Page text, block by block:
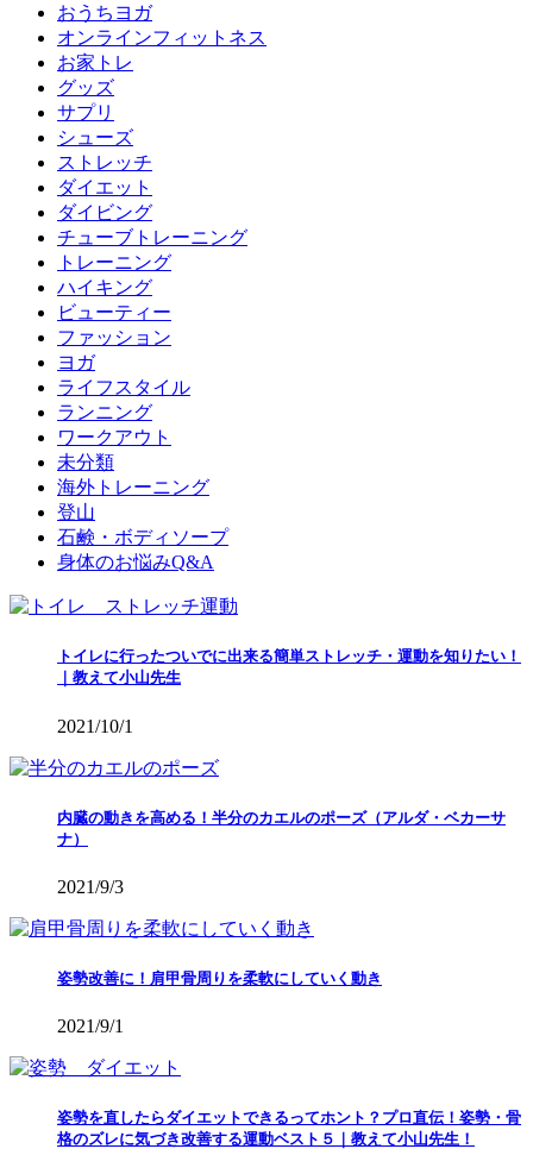
おうちヨガ
オンラインフィットネス
お家トレ
グッズ
サプリ
シューズ
ストレッチ
ダイエット
ダイビング
チューブトレーニング
トレーニング
ハイキング
ビューティー
ファッション
ヨガ
ライフスタイル
ランニング
ワークアウト
未分類
海外トレーニング
登山
石鹸・ボディソープ
身体のお悩みQ&A
トイレに行ったついでに出来る簡単ストレッチ・運動を知りたい！
｜教えて小山先生
2021/10/1
内臓の動きを高める！半分のカエルのポーズ（アルダ・ベカーサ
ナ）
2021/9/3
姿勢改善に！肩甲骨周りを柔軟にしていく動き
2021/9/1
姿勢を直したらダイエットできるってホント？プロ直伝！姿勢・骨
格のズレに気づき改善する運動ベスト５｜教えて小山先生！